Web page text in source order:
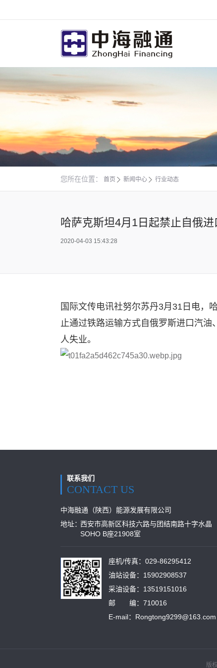
您所在位置： 首页 新闻中心 行业动态
哈萨克斯坦4月1日起禁止自俄进
2020-04-03 15:43:28
国际文传电讯社努尔苏丹3月31日电，
止通过铁路运输方式自俄罗斯进口汽
人失业。
联系我们
CONTACT US
中海融通（陕西）能源发展有限公司
地址：西安市高新区科技六路与团结南路十字水晶
SOHO B座21908室
座机/传真：029-86295412
油站设备：15902908537
采油设备：13519151016
邮 编：710016
E-mail：Rongtong9299@163.com
版